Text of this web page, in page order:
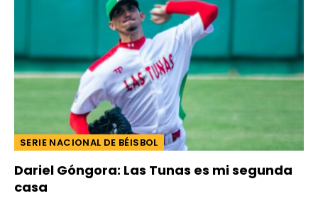
SERIE NACIONAL DE BÉISBOL
Dariel Góngora: Las Tunas es mi segunda
casa